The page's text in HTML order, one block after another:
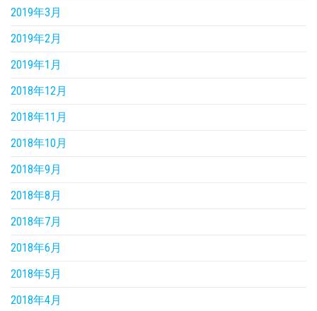
2019年3月
2019年2月
2019年1月
2018年12月
2018年11月
2018年10月
2018年9月
2018年8月
2018年7月
2018年6月
2018年5月
2018年4月